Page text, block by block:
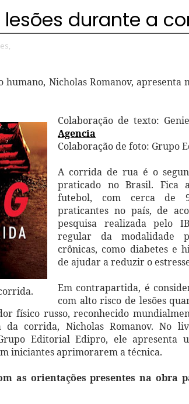
durante a
Nicholas Romanov, apresenta
Colaboração de texto:
Agencia
Colaboração de foto: Grupo
A corrida de rua é o
praticado no Brasil. Fica
futebol, com cerca de
praticantes no país, de
pesquisa realizada pelo
regular da modalidade
crônicas, como diabetes e
de ajudar a reduzir o
Em contrapartida, é
com alto risco de lesões
físico russo, reconhecido
da corrida, Nicholas Romanov. No
Editorial Edipro, ele apresenta
iniciantes aprimorarem a técnica.
as orientações presentes na obra